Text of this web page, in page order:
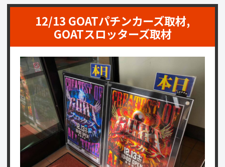
12/13 GOATパチンカーズ取材,
GOATスロッターズ取材